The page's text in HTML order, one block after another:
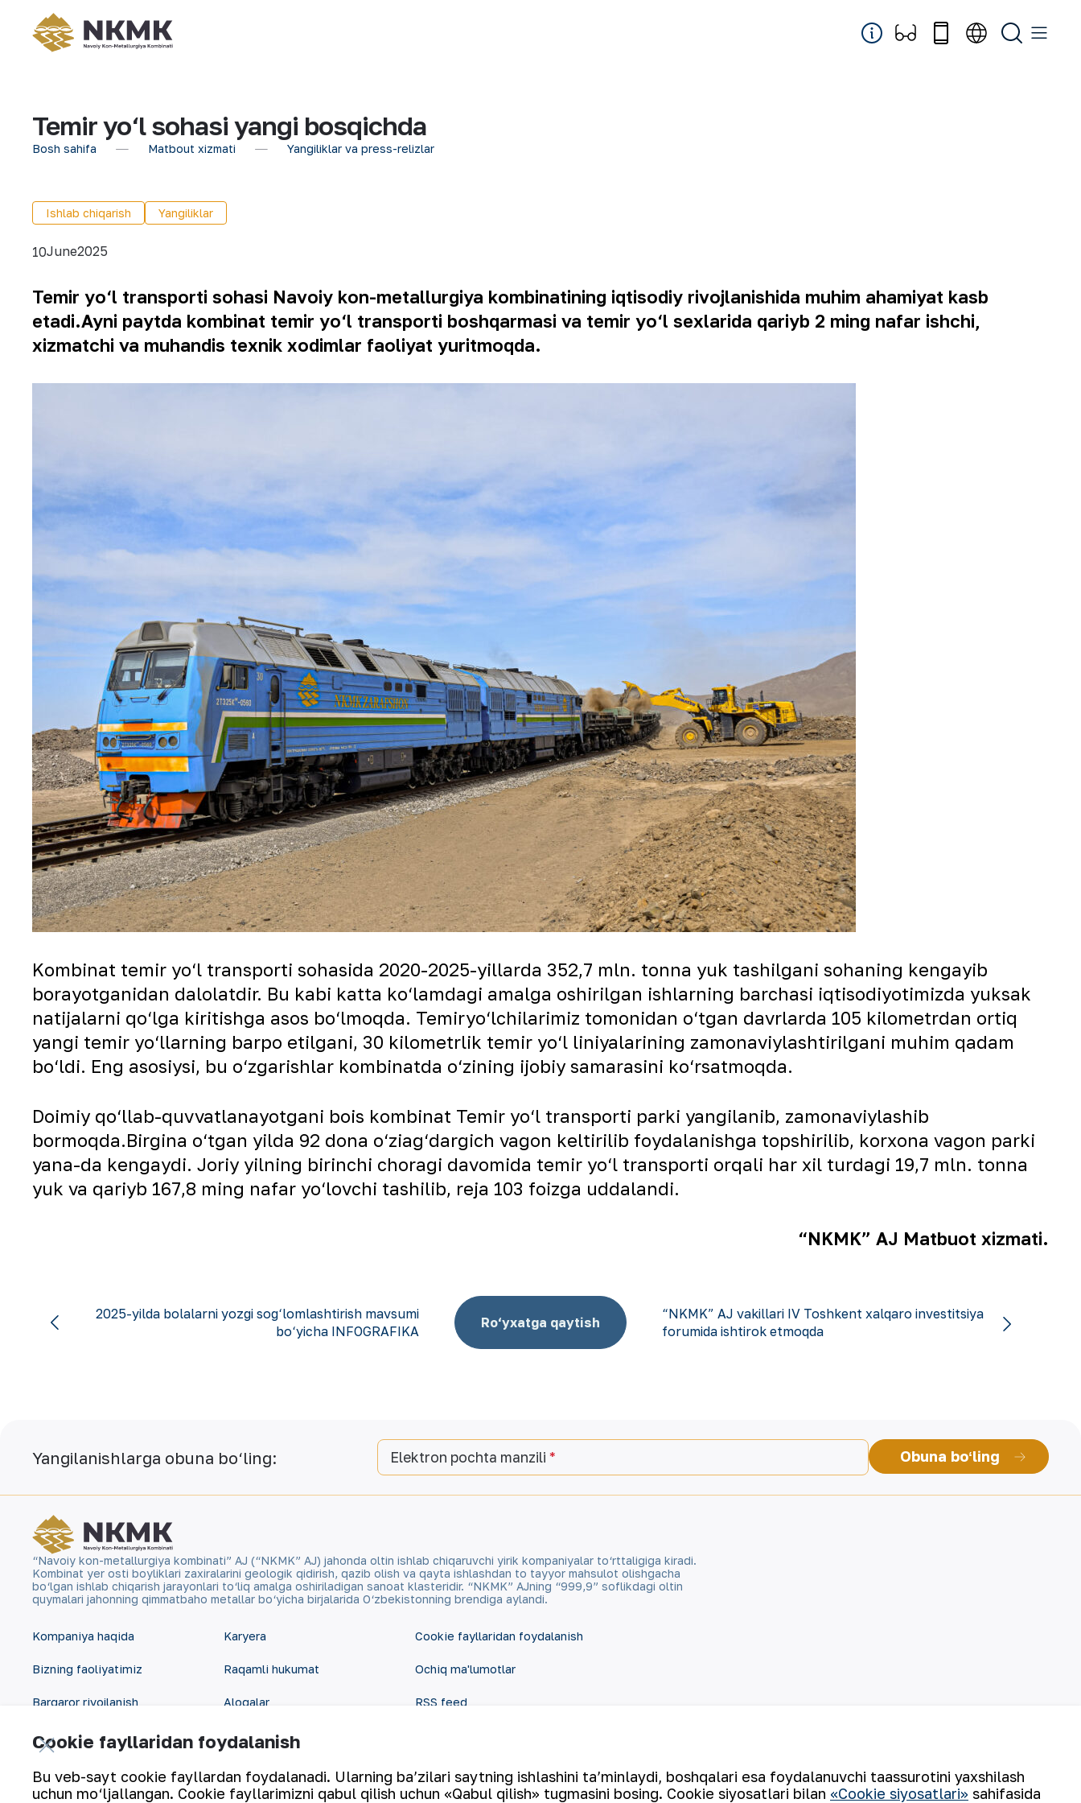
Temir yo‘l sohasi yangi bosqichda
Bosh sahifa Matbout xizmati Yangiliklar va press-relizlar
Ishlab chiqarish Yangiliklar
10June2025
Temir yo‘l transporti sohasi Navoiy kon-metallurgiya kombinatining iqtisodiy rivojlanishida muhim ahamiyat kasb
etadi.Ayni paytda kombinat temir yo‘l transporti boshqarmasi va temir yo‘l sexlarida qariyb 2 ming nafar ishchi,
xizmatchi va muhandis texnik xodimlar faoliyat yuritmoqda.
Kombinat temir yo‘l transporti sohasida 2020-2025-yillarda 352,7 mln. tonna yuk tashilgani sohaning kengayib
borayotganidan dalolatdir. Bu kabi katta ko‘lamdagi amalga oshirilgan ishlarning barchasi iqtisodiyotimizda yuksak
natijalarni qo‘lga kiritishga asos bo‘lmoqda. Temiryo‘lchilarimiz tomonidan o‘tgan davrlarda 105 kilometrdan ortiq
yangi temir yo‘llarning barpo etilgani, 30 kilometrlik temir yo‘l liniyalarining zamonaviylashtirilgani muhim qadam
bo‘ldi. Eng asosiysi, bu o‘zgarishlar kombinatda o‘zining ijobiy samarasini ko‘rsatmoqda.
Doimiy qo‘llab-quvvatlanayotgani bois kombinat Temir yo‘l transporti parki yangilanib, zamonaviylashib
bormoqda.Birgina o‘tgan yilda 92 dona o‘ziag‘dargich vagon keltirilib foydalanishga topshirilib, korxona vagon parki
yana-da kengaydi. Joriy yilning birinchi choragi davomida temir yo‘l transporti orqali har xil turdagi 19,7 mln. tonna
yuk va qariyb 167,8 ming nafar yo‘lovchi tashilib, reja 103 foizga uddalandi.
“NKMK” AJ Matbuot xizmati.
2025-yilda bolalarni yozgi sog‘lomlashtirish mavsumi
bo‘yicha INFOGRAFIKA
Ro‘yxatga qaytish
“NKMK” AJ vakillari IV Toshkent xalqaro investitsiya
forumida ishtirok etmoqda
Yangilanishlarga obuna bo‘ling: Elektron pochta manzili Obuna boʻling
“Navoiy kon-metallurgiya kombinati” AJ (“NKMK” AJ) jahonda oltin ishlab chiqaruvchi yirik kompaniyalar to‘rttaligiga kiradi.
Kombinat yer osti boyliklari zaxiralarini geologik qidirish, qazib olish va qayta ishlashdan to tayyor mahsulot olishgacha
bo‘lgan ishlab chiqarish jarayonlari to‘liq amalga oshiriladigan sanoat klasteridir. “NKMK” AJning “999,9” soflikdagi oltin
quymalari jahonning qimmatbaho metallar bo‘yicha birjalarida O‘zbekistonning brendiga aylandi.
Kompaniya haqida
Bizning faoliyatimiz
Barqaror rivojlanish
Investorlarga
Karyera
Raqamli hukumat
Aloqalar
Sayt xaritasi
Cookie fayllaridan foydalanish
Ochiq ma'lumotlar
RSS feed
Cookie fayllaridan foydalanish
Bu veb-sayt cookie fayllardan foydalanadi. Ularning ba’zilari saytning ishlashini ta’minlaydi, boshqalari esa foydalanuvchi taassurotini yaxshilash
uchun mo‘ljallangan. Cookie fayllarimizni qabul qilish uchun «Qabul qilish» tugmasini bosing. Cookie siyosatlari bilan «Cookie siyosatlari» sahifasida